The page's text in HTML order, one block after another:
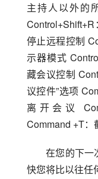
主持人以外的
Control+Shift+R
停止远程控制
示器模式
藏会议控制
议控件”选项
离开会议
Command +T：
在您的下一
快您将比以往任